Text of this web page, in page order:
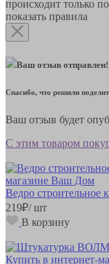
происходит только
показать правила
Ваш отзыв отправлен!
Спасибо, что решили
Ваш отзыв будет
С этим товаром
Ведро строительное
219₽/ шт
В корзину